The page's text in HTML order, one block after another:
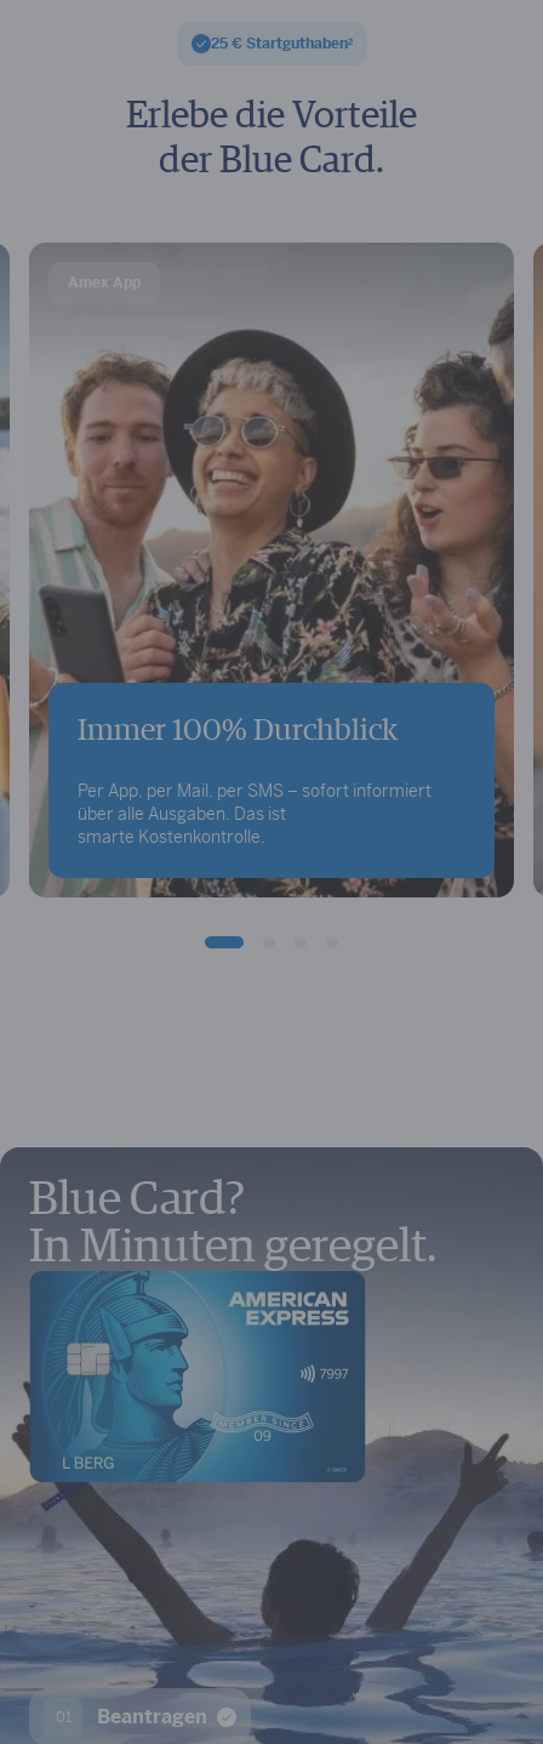
25 € Startguthaben2
Erlebe die Vorteile
der Blue Card.
Amex App
Immer 100% Durchblick
Per App, per Mail, per SMS – sofort informiert
über alle Ausgaben. Das ist
smarte Kostenkontrolle.
Blue Card?
In Minuten geregelt.
01 Beantragen